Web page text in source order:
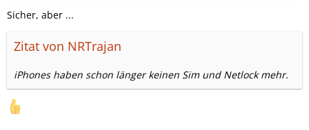
Sicher, aber ...
Zitat von NRTrajan
iPhones haben schon länger keinen Sim und Netlock mehr.